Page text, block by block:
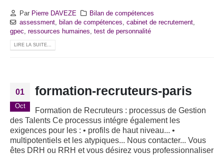
Par Pierre DAVEZE
Bilan de compétences
assessment, bilan de compétences, cabinet de recrutement,
gpec, ressources humaines, test de personnalité
LIRE LA SUITE...
01
Oct
formation-recruteurs-paris
Formation de Recruteurs : processus de Gestion
des Talents Ce processus intégre également les
exigences pour les : • profils de haut niveau... •
multipotentiels et les atypiques... Nous contacter... Vous
êtes DRH ou RRH et vous désirez vous professionnaliser